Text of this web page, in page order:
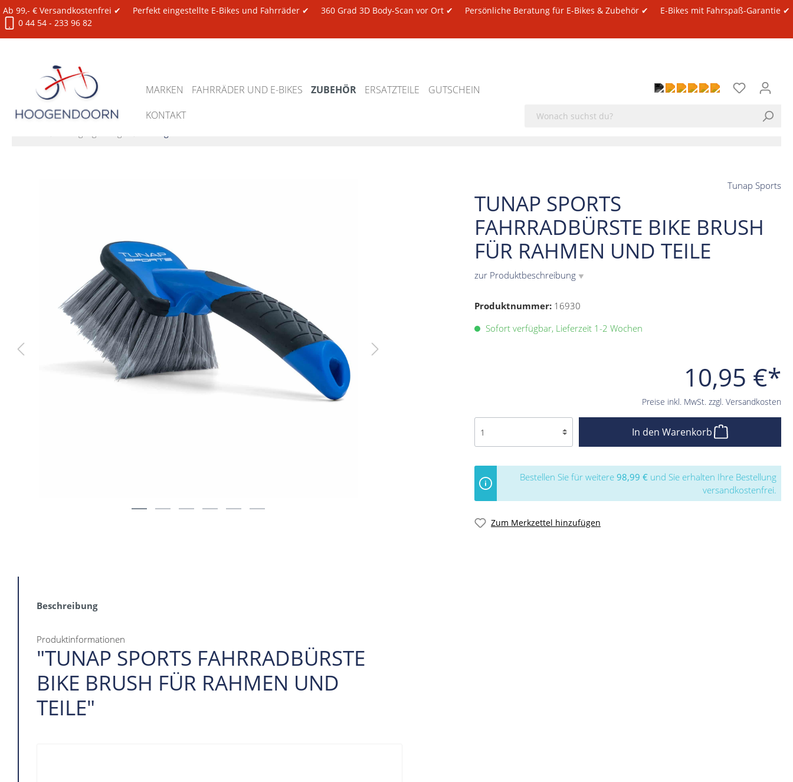
Ab 99,- € Versandkostenfrei ✔ Perfekt eingestellte E-Bikes und Fahrräder ✔ 360 Grad 3D Body-Scan vor Ort ✔ Persönliche Beratung für E-Bikes & Zubehör ✔
E-Bikes mit Fahrspaß-Garantie ✔
0 44 54 - 233 96 82
MARKEN FAHRRÄDER UND E-BIKES ZUBEHÖR ERSATZTEILE
GUTSCHEIN
KONTAKT
TUNAP SPORTS
FAHRRADBÜRSTE BIKE BRUSH
FÜR RAHMEN UND TEILE
zur Produktbeschreibung ▼
Tunap Sports
Produktnummer: 16930
10,95 €*
Preise inkl. MwSt. zzgl. Versandkosten
Sofort verfügbar, Lieferzeit 1-2 Wochen
In den Warenkorb
Bestellen Sie für weitere 98,99 € und Sie erhalten Ihre Bestellung
versandkostenfrei.
Zum Merkzettel hinzufügen
Beschreibung
Produktinformationen
"TUNAP SPORTS FAHRRADBÜRSTE
BIKE BRUSH FÜR RAHMEN UND
TEILE"